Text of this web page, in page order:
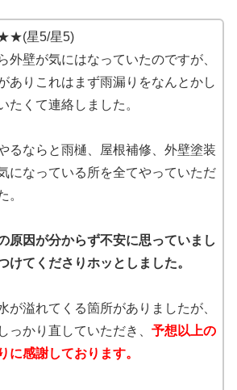
星5/星5)
外壁が気にはなっていたのですが、
ありこれはまず雨漏りをなんとかし
たくて連絡しました。
るならと雨樋、屋根補修、外壁塗装
になっている所を全てやっていただ
。
原因が分からず不安に思っていまし
けてくださりホッとしました。
が溢れてくる箇所がありましたが、
っかり直していただき、 予想以上の
に感謝しております。